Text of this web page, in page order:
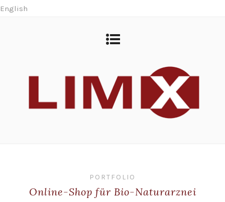
English
PORTFOLIO
Online-Shop für Bio-Naturarznei